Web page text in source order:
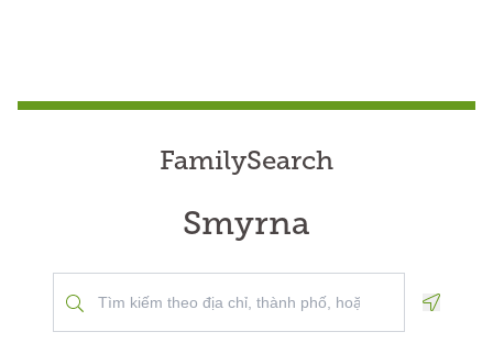
FamilySearch
Smyrna